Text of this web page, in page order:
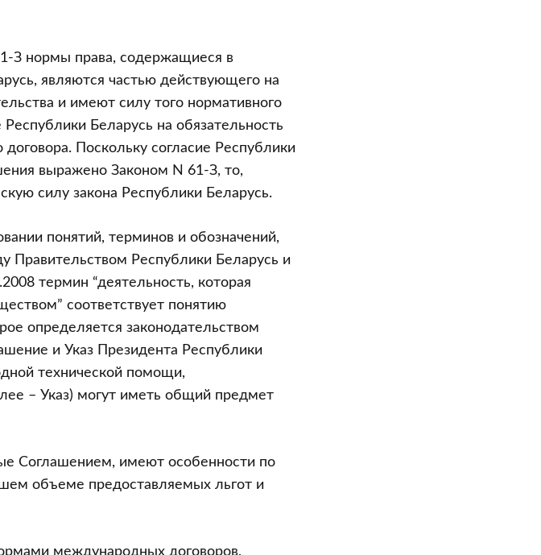
З нормы права, содержащиеся в
являются частью действующего на
и имеют силу того нормативного
Беларусь на обязательность
Поскольку согласие Республики
выражено Законом N 61-З, то,
силу закона Республики Беларусь.
понятий, терминов и обозначений,
Республики Беларусь и
термин “деятельность, которая
соответствует понятию
определяется законодательством
и Указ Президента Республики
технической помощи,
– Указ) могут иметь общий предмет
Соглашением, имеют особенности по
объеме предоставляемых льгот и
международных договоров,